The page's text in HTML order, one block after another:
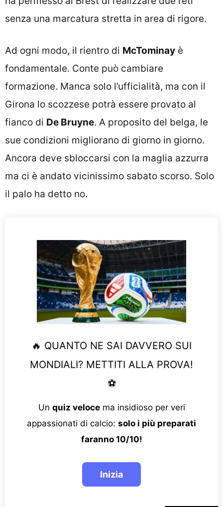
senza una marcatura stretta in area di rigore.
Ad ogni modo, il rientro di McTominay è
fondamentale. Conte può cambiare
formazione. Manca solo l’ufficialità, ma con il
Girona lo scozzese potrà essere provato al
fianco di De Bruyne. A proposito del belga, le
sue condizioni migliorano di giorno in giorno.
Ancora deve sbloccarsi con la maglia azzurra
ma ci è andato vicinissimo sabato scorso. Solo
il palo ha detto no.
🔥 QUANTO NE SAI DAVVERO SUI
MONDIALI? METTITI ALLA PROVA!
⚽
Un quiz velocema insidioso per veri
appassionati di calcio: solo i più preparati
faranno 10/10!